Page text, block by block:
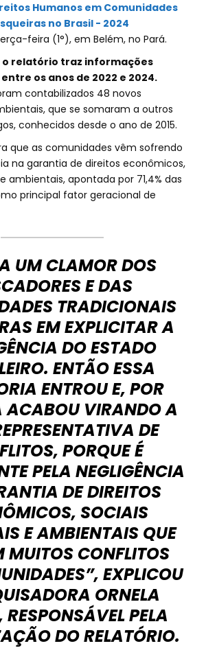
Humanos em Comunidades
no Brasil - 2024
feira (1°), em Belém, no Pará.
o relatório traz informações
os anos de 2022 e 2024.
contabilizados 48 novos
que se somaram a outros
conhecidos desde o ano de 2015.
que as comunidades vêm sofrendo
na garantia de direitos econômicos,
ambientais, apontada por 71,4% das
principal fator geracional de
UM CLAMOR DOS
E DAS
TRADICIONAIS
EM EXPLICITAR A
DO ESTADO
ENTÃO ESSA
ENTROU E, POR
ACABOU VIRANDO A
DE
PORQUE É
PELA NEGLIGÊNCIA
DE DIREITOS
SOCIAIS
E AMBIENTAIS QUE
MUITOS CONFLITOS
EXPLICOU
ORNELA
RESPONSÁVEL PELA
DO RELATÓRIO.